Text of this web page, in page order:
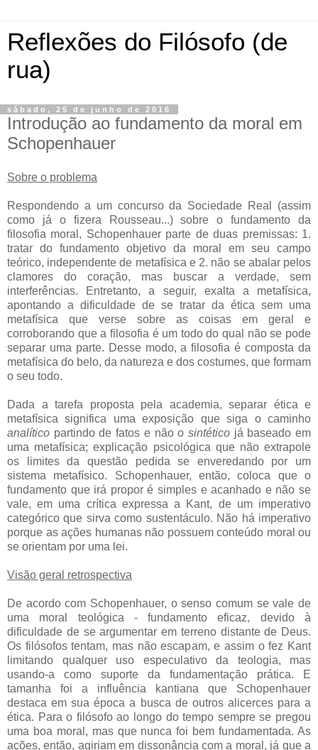
Reflexões do Filósofo (de
rua)
sábado, 25 de junho de 2016
Introdução ao fundamento da moral em
Schopenhauer
Sobre o problema
Respondendo a um concurso da Sociedade Real (assim
como já o fizera Rousseau...) sobre o fundamento da
filosofia moral, Schopenhauer parte de duas premissas: 1.
tratar do fundamento objetivo da moral em seu campo
teórico, independente de metafísica e 2. não se abalar pelos
clamores do coração, mas buscar a verdade, sem
interferências. Entretanto, a seguir, exalta a metafísica,
apontando a dificuldade de se tratar da ética sem uma
metafísica que verse sobre as coisas em geral e
corroborando que a filosofia é um todo do qual não se pode
separar uma parte. Desse modo, a filosofia é composta da
metafísica do belo, da natureza e dos costumes, que formam
o seu todo.
Dada a tarefa proposta pela academia, separar ética e
metafísica significa uma exposição que siga o caminho
analítico partindo de fatos e não o sintéticojá baseado em
uma metafísica; explicação psicológica que não extrapole
os limites da questão pedida se enveredando por um
sistema metafísico. Schopenhauer, então, coloca que o
fundamento que irá propor é simples e acanhado e não se
vale, em uma crítica expressa a Kant, de um imperativo
categórico que sirva como sustentáculo. Não há imperativo
porque as ações humanas não possuem conteúdo moral ou
se orientam por uma lei.
Visão geral retrospectiva
De acordo com Schopenhauer, o senso comum se vale de
uma moral teológica - fundamento eficaz, devido à
dificuldade de se argumentar em terreno distante de Deus.
Os filósofos tentam, mas não escapam, e assim o fez Kant
limitando qualquer uso especulativo da teologia, mas
usando-a como suporte da fundamentação prática. E
tamanha foi a influência kantiana que Schopenhauer
destaca em sua época a busca de outros alicerces para a
ética. Para o filósofo ao longo do tempo sempre se pregou
uma boa moral, mas que nunca foi bem fundamentada. As
ações, então, agiriam em dissonância com a moral, já que a